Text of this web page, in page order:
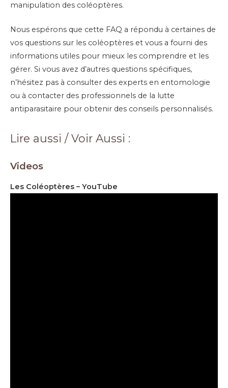
manipulation des coléoptères.
Nous espérons que cette FAQ a répondu à certaines de
vos questions sur les coléoptères et vous a fourni des
informations utiles pour mieux les comprendre et les
gérer. Si vous avez d’autres questions spécifiques,
n’hésitez pas à consulter des experts en entomologie
ou à contacter des professionnels de la lutte
antiparasitaire pour obtenir des conseils personnalisés.
Lire aussi / Voir Aussi :
Videos
Les Coléoptères – YouTube